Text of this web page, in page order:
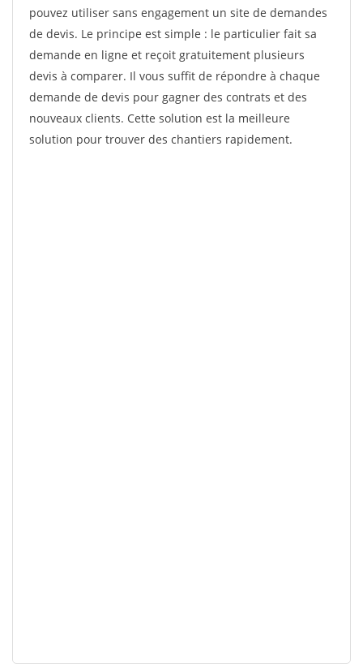
pouvez utiliser sans engagement un site de demandes
de devis. Le principe est simple : le particulier fait sa
demande en ligne et reçoit gratuitement plusieurs
devis à comparer. Il vous suffit de répondre à chaque
demande de devis pour gagner des contrats et des
nouveaux clients. Cette solution est la meilleure
solution pour trouver des chantiers rapidement.